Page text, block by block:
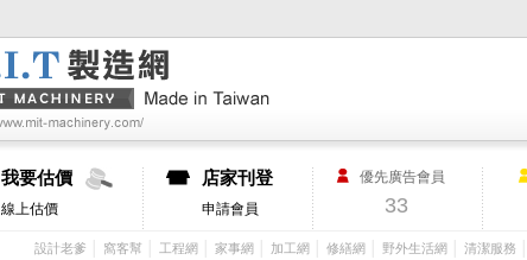
我要估價
線上估價
店家刊登
申請會員
優先廣告會員
33
設計老爹 窩客幫 工程網 家事網 加工網 修繕網 野外生活網 清潔服務